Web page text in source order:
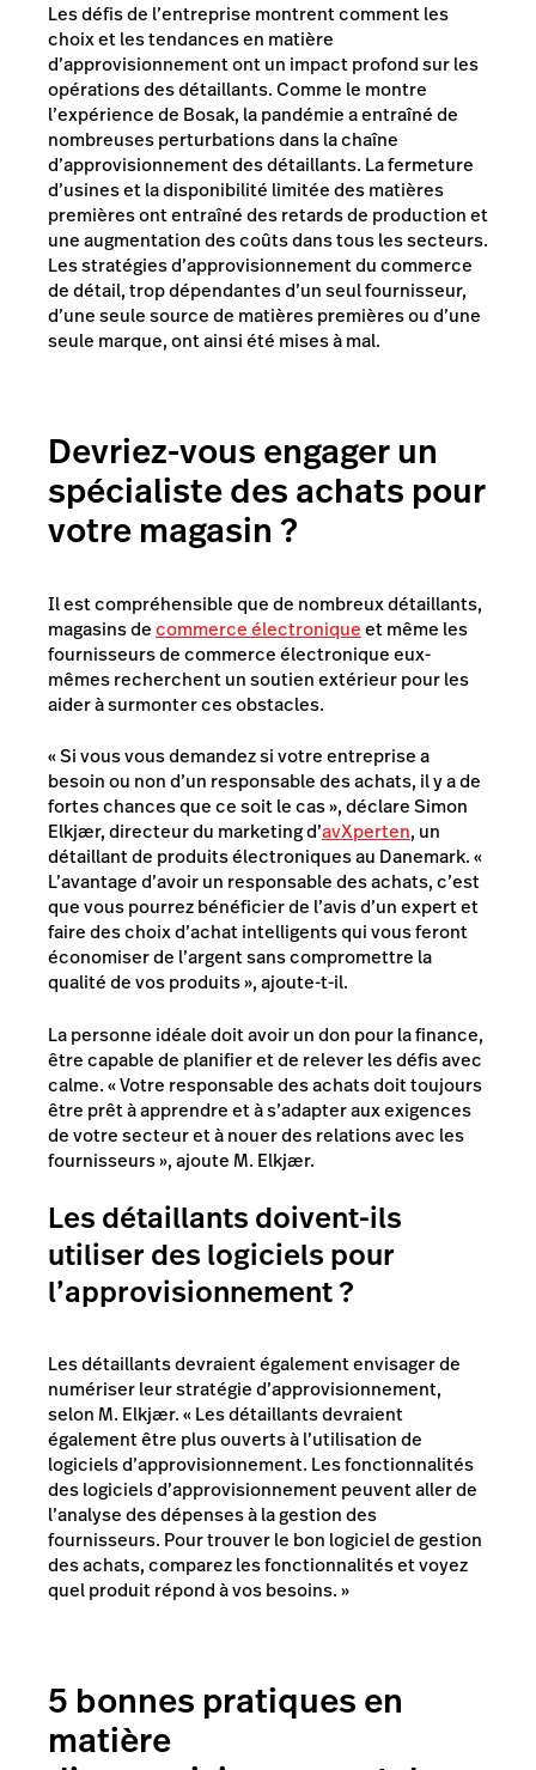
Les défis de l’entreprise montrent comment les
choix et les tendances en matière
d’approvisionnement ont un impact profond sur les
opérations des détaillants. Comme le montre
l’expérience de Bosak, la pandémie a entraîné de
nombreuses perturbations dans la chaîne
d’approvisionnement des détaillants. La fermeture
d’usines et la disponibilité limitée des matières
premières ont entraîné des retards de production et
une augmentation des coûts dans tous les secteurs.
Les stratégies d’approvisionnement du commerce
de détail, trop dépendantes d’un seul fournisseur,
d’une seule source de matières premières ou d’une
seule marque, ont ainsi été mises à mal.
Devriez-vous engager un
spécialiste des achats pour
votre magasin ?
Il est compréhensible que de nombreux détaillants,
magasins decommerce électroniqueet même les
fournisseurs de commerce électronique eux-
mêmes recherchent un soutien extérieur pour les
aider à surmonter ces obstacles.
« Si vous vous demandez si votre entreprise a
besoin ou non d’un responsable des achats, il y a de
fortes chances que ce soit le cas », déclare Simon
Elkjær, directeur du marketing d’avXperten, un
détaillant de produits électroniques au Danemark. «
L’avantage d’avoir un responsable des achats, c’est
que vous pourrez bénéficier de l’avis d’un expert et
faire des choix d’achat intelligents qui vous feront
économiser de l’argent sans compromettre la
qualité de vos produits », ajoute-t-il.
La personne idéale doit avoir un don pour la finance,
être capable de planifier et de relever les défis avec
calme. « Votre responsable des achats doit toujours
être prêt à apprendre et à s’adapter aux exigences
de votre secteur et à nouer des relations avec les
fournisseurs », ajoute M. Elkjær.
Les détaillants doivent-ils
utiliser des logiciels pour
l’approvisionnement ?
Les détaillants devraient également envisager de
numériser leur stratégie d’approvisionnement,
selon M. Elkjær. « Les détaillants devraient
également être plus ouverts à l’utilisation de
logiciels d’approvisionnement. Les fonctionnalités
des logiciels d’approvisionnement peuvent aller de
l’analyse des dépenses à la gestion des
fournisseurs. Pour trouver le bon logiciel de gestion
des achats, comparez les fonctionnalités et voyez
quel produit répond à vos besoins. »
5 bonnes pratiques en
matière